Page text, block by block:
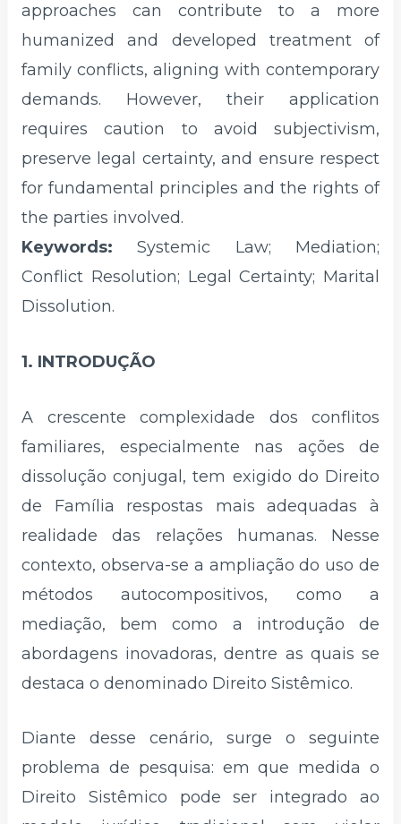
approaches can contribute to a more
humanized and developed treatment of
family conflicts, aligning with contemporary
demands. However, their application
requires caution to avoid subjectivism,
preserve legal certainty, and ensure respect
for fundamental principles and the rights of
the parties involved.
Keywords:Systemic Law; Mediation;
Conflict Resolution; Legal Certainty; Marital
Dissolution.
1. INTRODUÇÃO
A crescente complexidade dos conflitos
familiares, especialmente nas ações de
dissolução conjugal, tem exigido do Direito
de Família respostas mais adequadas à
realidade das relações humanas. Nesse
contexto, observa-se a ampliação do uso de
métodos autocompositivos, como a
mediação, bem como a introdução de
abordagens inovadoras, dentre as quais se
destaca o denominado Direito Sistêmico.
Diante desse cenário, surge o seguinte
problema de pesquisa: em que medida o
Direito Sistêmico pode ser integrado ao